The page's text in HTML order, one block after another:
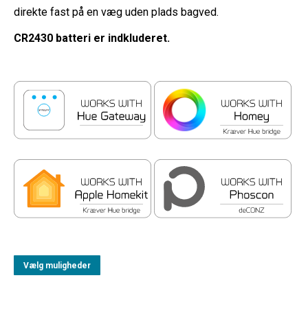
direkte fast på en væg uden plads bagved.
CR2430 batteri er indkluderet.
Vælg muligheder